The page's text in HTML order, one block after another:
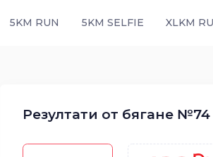
5KM RUN 5KM SELFIE XLKM
Резултати от бягане